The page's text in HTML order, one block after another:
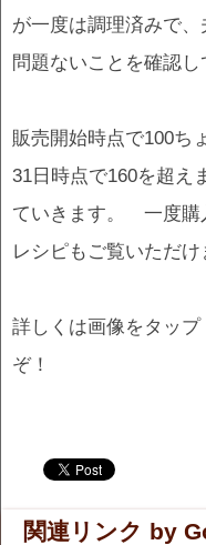
が一度は調理済みで
問題ないことを確認し
販売開始時点で100ち
31日時点で160を超え
ていきます。 一度購
レシピもご覧いただけ
詳しくは画像をタップ
ぞ！
関連リンク by